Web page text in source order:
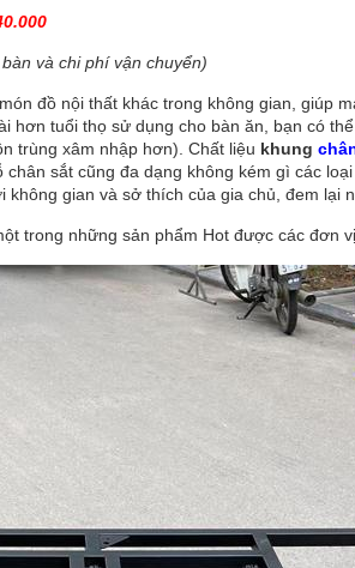
và chi phí vận chuyển)
đồ nội thất khác trong không gian, giúp
hơn tuổi thọ sử dụng cho bàn ăn, bạn có
trùng xâm nhập hơn). Chất liệu khung
sắt cũng đa dạng không kém gì các
gian và sở thích của gia chủ, đem lại
trong những sản phẩm Hot được các đơn